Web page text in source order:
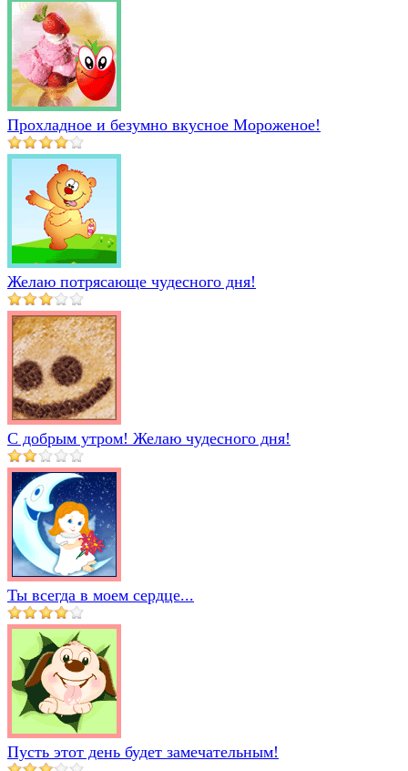
Прохладное и безумно вкусное Мороженое!
Желаю потрясающе чудесного дня!
С добрым утром! Желаю чудесного дня!
Ты всегда в моем сердце...
Пусть этот день будет замечательным!